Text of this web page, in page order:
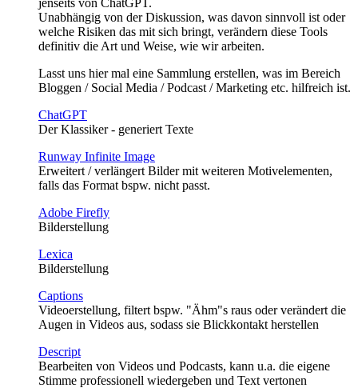
Unabhängig von der Diskussion, was davon sinnvoll ist oder
welche Risiken das mit sich bringt, verändern diese Tools
definitiv die Art und Weise, wie wir arbeiten.
Lasst uns hier mal eine Sammlung erstellen, was im Bereich
Bloggen / Social Media / Podcast / Marketing etc. hilfreich ist.
ChatGPT
Der Klassiker - generiert Texte
Runway Infinite Image
Erweitert / verlängert Bilder mit weiteren Motivelementen,
falls das Format bspw. nicht passt.
Adobe Firefly
Bilderstellung
Lexica
Bilderstellung
Captions
Videoerstellung, filtert bspw. "Ähm"s raus oder verändert die
Augen in Videos aus, sodass sie Blickkontakt herstellen
Descript
Bearbeiten von Videos und Podcasts, kann u.a. die eigene
Stimme professionell wiedergeben und Text vertonen